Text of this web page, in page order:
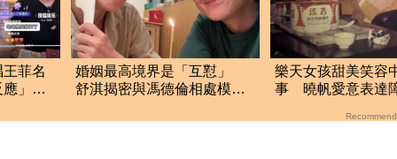
菲名
」曝
婚姻最高境界是「互懟」
舒淇揭密與馮德倫相處模
樂天女孩甜美笑容
事 曉帆愛意表達